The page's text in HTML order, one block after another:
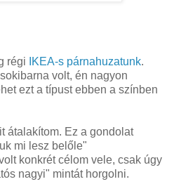
régi IKEA-s párnahuzatunk.
volt, én nagyon
ezt a típust ebben a színben
átalakítom. Ez a gondolat
mi lesz belőle"
konkrét célom vele, csak úgy
nagyi" mintát horgolni.